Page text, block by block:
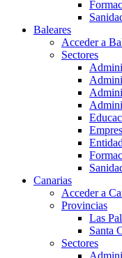
Baleares
Acceder a
Sectores
Canarias
Acceder a
Provincias
Las
Santa
Sectores